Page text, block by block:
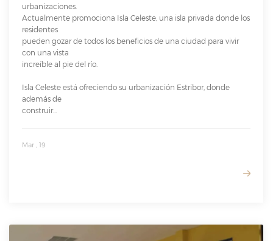
urbanizaciones.
Actualmente promociona Isla Celeste, una isla privada donde los
residentes
pueden gozar de todos los beneficios de una ciudad para vivir
con una vista
increíble al pie del río.
Isla Celeste está ofreciendo su urbanización Estribor, donde
además de
construir...
Mar , 19